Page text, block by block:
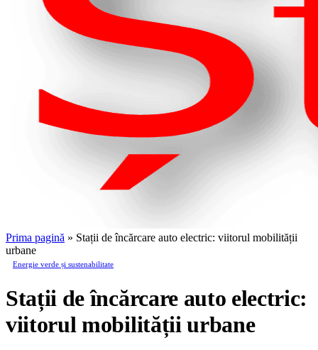
Prima pagină » Stații de încărcare auto electric: viitorul mobilității
urbane
Energie verde și sustenabilitate
Stații de încărcare auto electric:
viitorul mobilității urbane